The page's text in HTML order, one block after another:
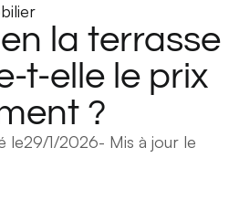
la terrasse
t-elle le prix
?
le29/1/2026- Mis à jour le